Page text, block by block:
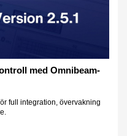
med Omnibeam-
full integration, övervakning